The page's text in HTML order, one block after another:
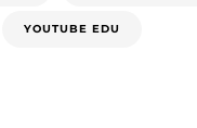
YOUTUBE EDU